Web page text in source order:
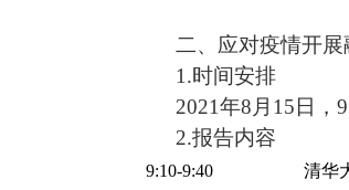
二、应对疫情开
1.时间安排
2021年8月15日，
2.报告内容
9:10-9:40
清华